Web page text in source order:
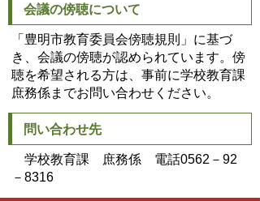
会議の傍聴について
「豊明市教育委員会傍聴規則」に基づ
き、会議の傍聴が認められています。傍
聴を希望される方は、事前に学校教育課
庶務係までお問い合わせください。
問い合わせ先
学校教育課 庶務係 電話0562－92
－8316